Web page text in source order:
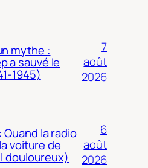
mythe :
a sauvé le
1945)
7
août
2026
Quand la radio
voiture de
douloureux)
6
août
2026